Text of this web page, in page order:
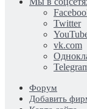
Twitter
vk.com
Форум
Добавить